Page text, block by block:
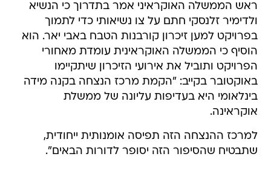
ראש הממשלה האוקראיני אמר בתדרוך כי הנשיא
ולדימיר זלנסקי חתם על צו נשיאותי כדי לתמוך
בפרויקט למען זיכרון קורבנות הטבח באבי יאר. הוא
הוסיף כי הממשלה האוקראינית עומדת מאחורי
הפרויקט ותוביל את אירועי הזיכרון שיתקיימו
באוקטובר בקייב: "הקמת מרכז הנצחה בקנה מידה
בינלאומי היא בעדיפות עליונה של ממשלת
אוקראינה.
למרכז ההנצחה הזה תפיסה אומנותית ייחודית,
שתבטיח שהסיפור הזה יסופר לדורות הבאים".